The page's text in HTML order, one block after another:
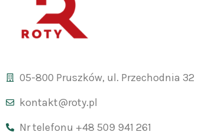
05-800 Pruszków, ul. Przechodnia 32
kontakt@roty.pl
Nr telefonu +48 509 941 261